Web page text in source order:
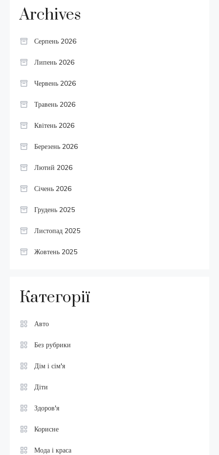
Archives
Серпень 2026
Липень 2026
Червень 2026
Травень 2026
Квітень 2026
Березень 2026
Лютий 2026
Січень 2026
Грудень 2025
Листопад 2025
Жовтень 2025
Категорії
Авто
Без рубрики
Дім і сім'я
Діти
Здоров'я
Корисне
Мода і краса